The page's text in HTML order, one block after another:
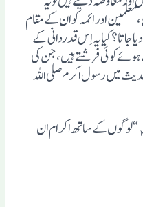
اور ائمہ کو ان کے مقام
جاتا ؟کیایہ اِس قدردانی کے
ہوئے کوئی فرشتے ہیں،جن کی
میں رسول اکرم صلی اللہ
“ لوگوں کے ساتھ اکرام ان